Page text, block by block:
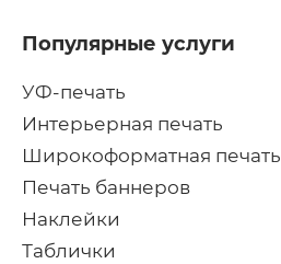
Популярные услуги
УФ-печать
Интерьерная печать
Широкоформатная печать
Печать баннеров
Наклейки
Таблички